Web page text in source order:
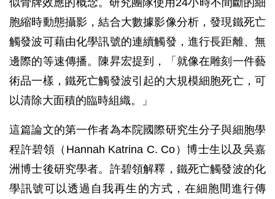
似骨牌效應的概念。研究團隊使用24小時不間斷的細
胞縮時動態攝影，結合大數據影像分析，發現鐵死亡
觸發波可藉由化學訊號的連續觸發，進行長距離、無
邊際的等速傳播。陳昇宏提到，「就像在雕刻一件藝
術品一樣，鐵死亡觸發波引起的大規模細胞死亡，可
以清除大面積的臨時組織。」
這篇論文的第一作者為本院國際研究生分子與細胞學
程許碧領（Hannah Katrina C. Co）博士生以及吳嘉
洲博士後研究學者。許碧領解釋，鐵死亡觸發波的化
學訊號可以透過自我再生的方式，在細胞間進行傳